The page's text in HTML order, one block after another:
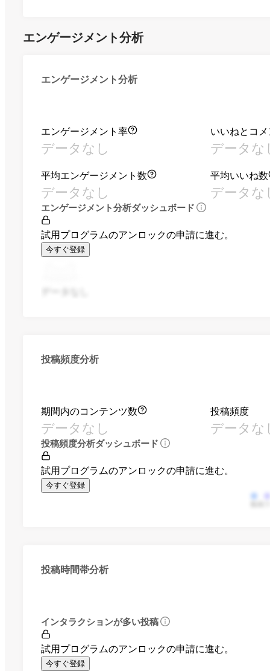
エンゲージメント分析
エンゲージメント分析
エンゲージメント率
データなし
いいねとコ
データな
平均エンゲージメント数
データなし
平均いいね数
データな
エンゲージメント分析ダッシュボード
試用プログラムのアンロックの申請に進む。
今すぐ登録
投稿頻度分析
期間内のコンテンツ数
データなし
投稿頻度
データな
投稿頻度分析ダッシュボード
試用プログラムのアンロックの申請に進む。
今すぐ登録
投稿時間帯分析
インタラクションが多い投稿
試用プログラムのアンロックの申請に進む。
今すぐ登録